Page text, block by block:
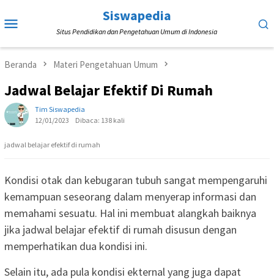
ke
Mobile
Siswapedia
Situs Pendidikan dan Pengetahuan Umum di Indonesia
Beranda Materi Pengetahuan Umum
Jadwal Belajar Efektif Di Rumah
Tim Siswapedia
12/01/2023
Dibaca: 138 kali
jadwal belajar efektif di rumah
Kondisi otak dan kebugaran tubuh sangat mempengaruhi
kemampuan seseorang dalam menyerap informasi dan
memahami sesuatu. Hal ini membuat alangkah baiknya
jika jadwal belajar efektif di rumah disusun dengan
memperhatikan dua kondisi ini.
Selain itu, ada pula kondisi ekternal yang juga dapat